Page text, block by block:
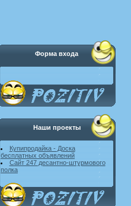
Форма входа
Наши проекты
Купипродайка - Доска
бесплатных объявлений
Сайт 247 десантно-штурмового
полка